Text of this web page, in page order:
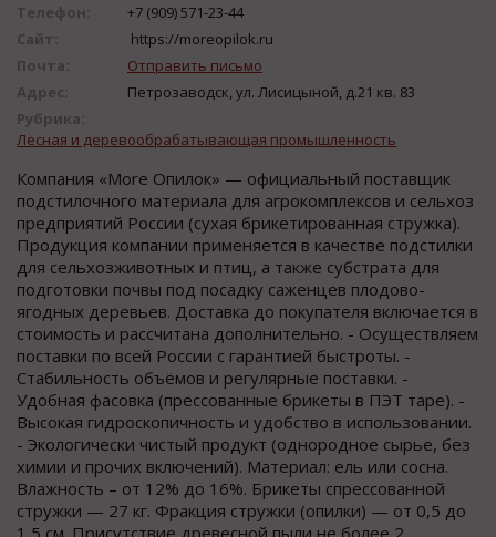
Телефон:
+7 (909) 571-23-44
Сайт:
https://moreopilok.ru
Почта:
Отправить письмо
Адрес:
Петрозаводск, ул. Лисицыной, д.21 кв. 83
Рубрика:
Лесная и деревообрабатывающая промышленность
Компания «More Опилок» — официальный поставщик
подстилочного материала для агрокомплексов и сельхоз
предприятий России (сухая брикетированная стружка).
Продукция компании применяется в качестве подстилки
для сельхозживотных и птиц, а также субстрата для
подготовки почвы под посадку саженцев плодово-
ягодных деревьев. Доставка до покупателя включается в
стоимость и рассчитана дополнительно. - Осуществляем
поставки по всей России с гарантией быстроты. -
Стабильность объёмов и регулярные поставки. -
Удобная фасовка (прессованные брикеты в ПЭТ таре). -
Высокая гидроскопичность и удобство в использовании.
- Экологически чистый продукт (однородное сырье, без
химии и прочих включений). Материал: ель или сосна.
Влажность – от 12% до 16%. Брикеты спрессованной
стружки — 27 кг. Фракция стружки (опилки) — от 0,5 до
1,5 см. Присутствие древесной пыли не более 2